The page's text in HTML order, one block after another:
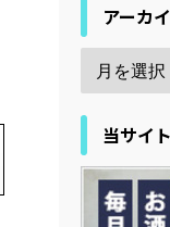
アーカ
当サイ